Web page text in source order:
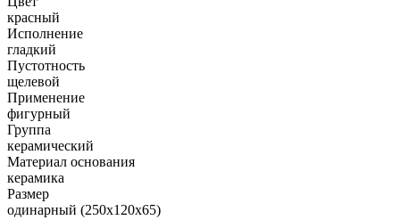
красный
Исполнение
гладкий
Пустотность
щелевой
Применение
фигурный
Группа
керамический
Материал основания
керамика
Размер
одинарный (250х120х65)